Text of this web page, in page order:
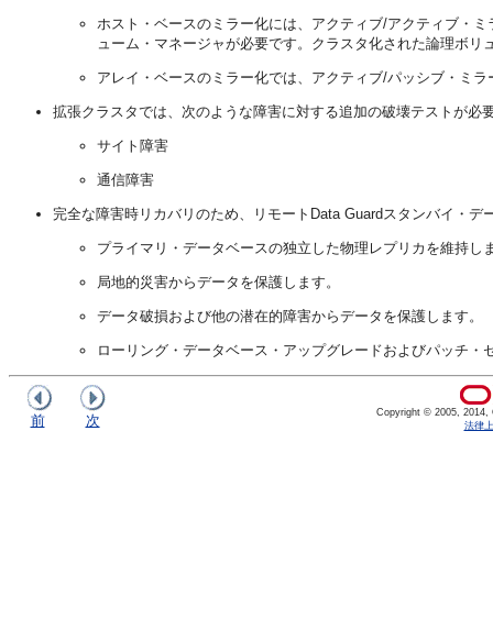
ホスト・ベースのミラー化には、アクティブ/アクティブ・
ューム・マネージャが必要です。クラスタ化された論理ボ
アレイ・ベースのミラー化では、アクティブ/パッシブ・ミ
拡張クラスタでは、次のような障害に対する追加の破壊テストが必
サイト障害
通信障害
完全な障害時リカバリのため、リモートData Guardスタンバイ・
プライマリ・データベースの独立した物理レプリカを維持し
局地的災害からデータを保護します。
データ破損および他の潜在的障害からデータを保護します。
ローリング・データベース・アップグレードおよびパッチ
前 次
Copyright © 2005, 2014,
法律